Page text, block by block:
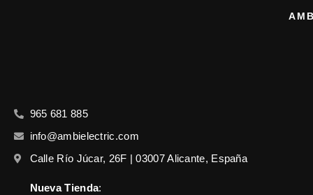
965 681 885
info@ambielectric.com
Calle Río Júcar, 26F | 03007 Alicante, España
Nueva Tienda: